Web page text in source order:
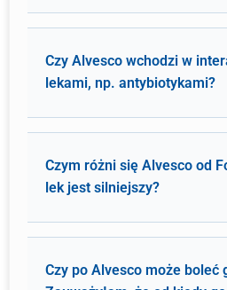
Czy Alvesco wchodzi w
lekami, np. antybiotykami?
Czym różni się Alvesco od
lek jest silniejszy?
Czy po Alvesco może boleć